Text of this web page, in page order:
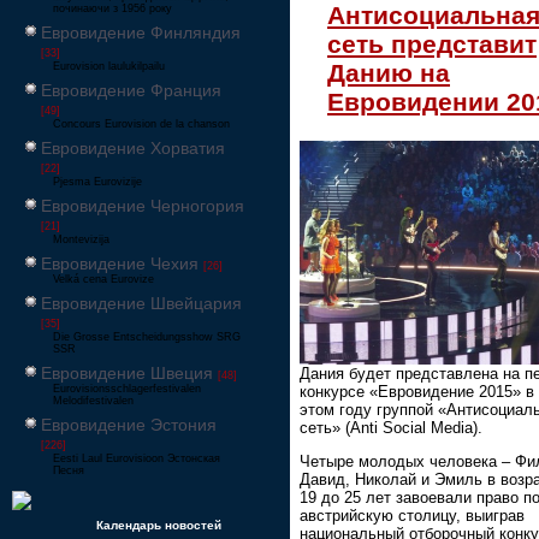
починаючи з 1956 року
Евровидение Финляндия
[33]
Eurovision laulukilpailu
Евровидение Франция
[49]
Concours Eurovision de la chanson
Евровидение Хорватия
[22]
Pjesma Eurovizije
Евровидение Черногория
[21]
Montevizija
Евровидение Чехия [26]
Velká cena Eurovize
Евровидение Швейцария
[35]
Die Grosse Entscheidungsshow SRG
SSR
Евровидение Швеция [48]
Eurovisionsschlagerfestivalen
Melodifestivalen
Евровидение Эстония
[226]
Eesti Laul Eurovisioon Эстонская
Песня
Календарь новостей
Антисоциальная
сеть представит
Данию на
Евровидении
Дания будет представлена на
конкурсе «Евровидение 2015»
этом году группой
сеть» (Anti Social Media).
Четыре молодых человека –
Давид, Николай и Эмиль в
19 до 25 лет завоевали право
австрийскую столицу, выиграв
национальный отборочный